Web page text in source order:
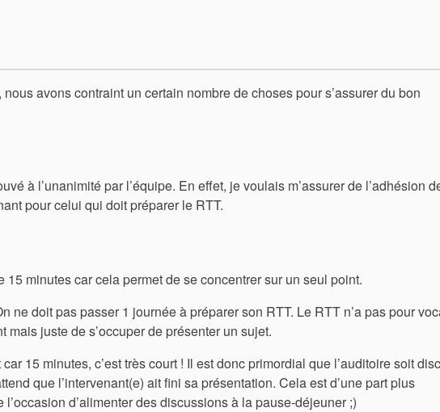
avons contraint un certain nombre de choses pour s’assurer du bon
à l’unanimité par l’équipe. En effet, je voulais m’assurer de l’adhésion
pour celui qui doit préparer le RTT.
minutes car cela permet de se concentrer sur un seul point.
ne doit pas passer 1 journée à préparer son RTT. Le RTT n’a pas pour
juste de s’occuper de présenter un sujet.
15 minutes, c’est très court ! Il est donc primordial que l’auditoire soit
que l’intervenant(e) ait fini sa présentation. Cela est d’une part plus
l’occasion d’alimenter des discussions à la pause-déjeuner ;)